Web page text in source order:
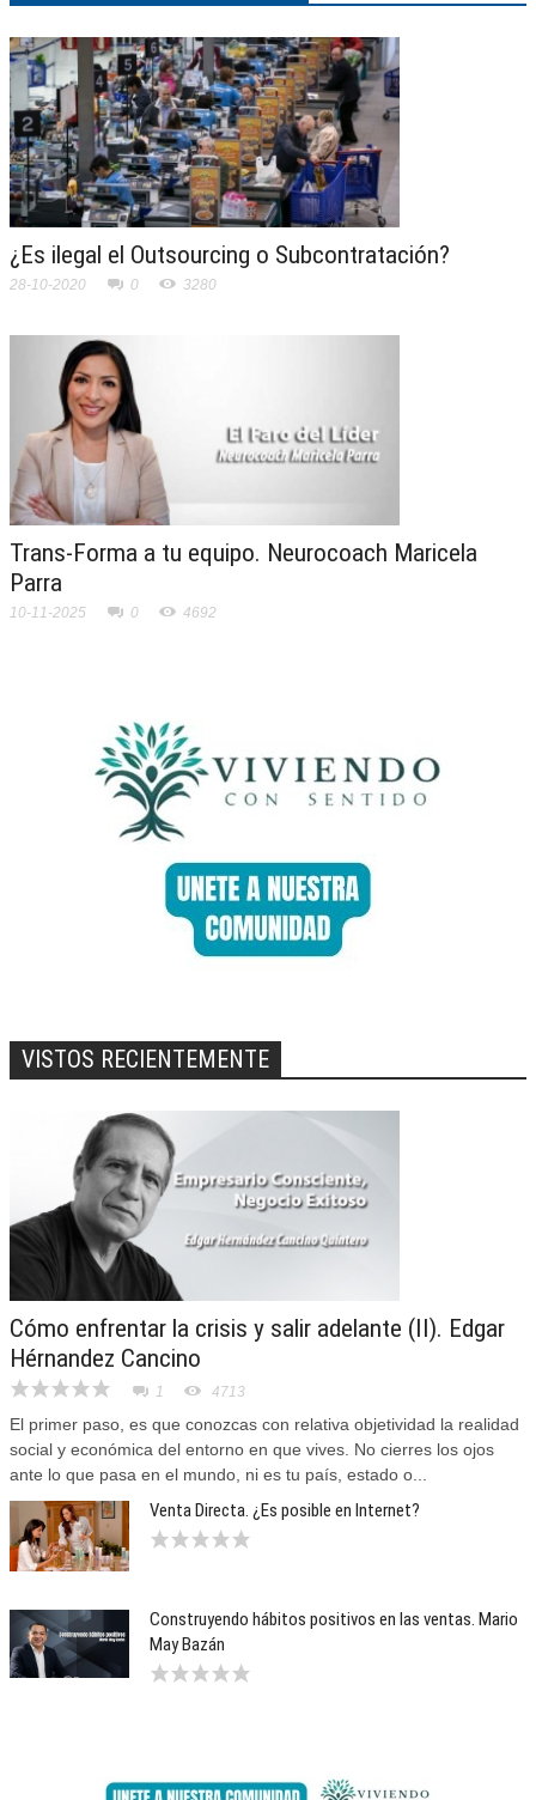
¿Es ilegal el Outsourcing o Subcontratación?
28-10-2020 0 3280
Trans-Forma a tu equipo. Neurocoach Maricela
Parra
10-11-2025 0 4692
VISTOS RECIENTEMENTE
Cómo enfrentar la crisis y salir adelante (II). Edgar
Hérnandez Cancino
1 4713
El primer paso, es que conozcas con relativa objetividad la realidad
social y económica del entorno en que vives. No cierres los ojos
ante lo que pasa en el mundo, ni es tu país, estado o...
Venta Directa. ¿Es posible en Internet?
Construyendo hábitos positivos en las ventas. Mario
May Bazán